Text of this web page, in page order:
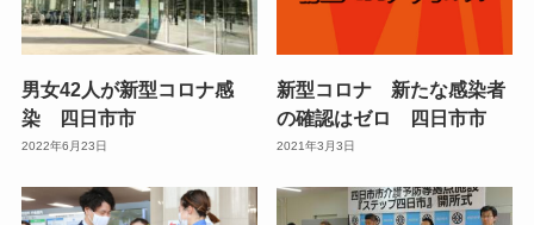
男女42人が新型コロナ感
染 四日市市
2022年6月23日
新型コロナ 新たな感染者
の確認はゼロ 四日市市
2021年3月3日